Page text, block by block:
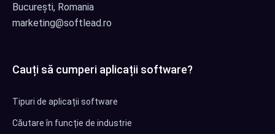
București, Romania
marketing@softlead.ro
Cauți să cumperi aplicații software?
Tipuri de aplicații software
Căutare în funcție de industrie